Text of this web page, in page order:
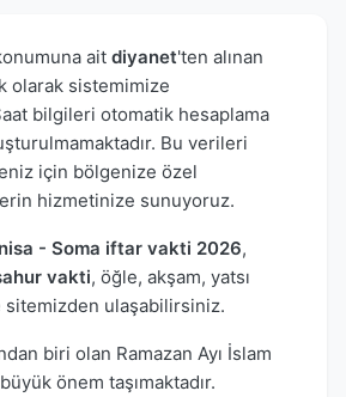
ait diyanet'ten alınan
olarak sistemimize
bilgileri otomatik hesaplama
Bu verileri
için bölgenize özel
hizmetinize sunuyoruz.
- Soma iftar vakti 2026,
vakti, öğle, akşam, yatsı
sitemizden ulaşabilirsiniz.
biri olan Ramazan Ayı İslam
önem taşımaktadır.